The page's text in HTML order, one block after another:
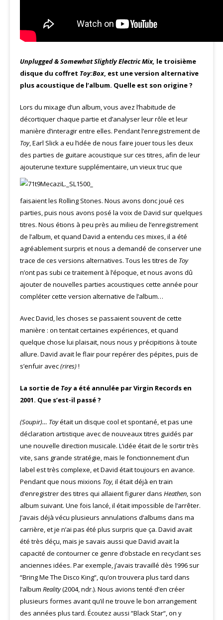
Unplugged & Somewhat Slightly Electric Mix, le troisième
disque du coffret Toy:Box, est une version alternative
plus acoustique de l’album. Quelle est son origine ?
Lors du mixage d’un album, vous avez l’habitude de
décortiquer chaque partie et d’analyser leur rôle et leur
manière d’interagir entre elles. Pendant l’enregistrement de
Toy, Earl Slick a eu l’idée de nous faire jouer tous les deux
des parties de guitare acoustique sur ces titres, afin de leur
ajouterune texture supplémentaire, un vieux truc que
faisaient les Rolling Stones. Nous avons donc joué ces
parties, puis nous avons posé la voix de David sur quelques
titres. Nous étions à peu près au milieu de l’enregistrement
de l’album, et quand David a entendu ces mixes, il a été
agréablement surpris et nous a demandé de conserver une
trace de ces versions alternatives. Tous les titres de Toy
n’ont pas subi ce traitement à l’époque, et nous avons dû
ajouter de nouvelles parties acoustiques cette année pour
compléter cette version alternative de l’album…
Avec David, les choses se passaient souvent de cette
manière : on tentait certaines expériences, et quand
quelque chose lui plaisait, nous nous y précipitions à toute
allure. David avait le flair pour repérer des pépites, puis de
s’enfuir avec(rires)!
La sortie de Toya été annulée par Virgin Records en
2001. Que s’est-il passé ?
(Soupir)… Toyétait un disque cool et spontané, et pas une
déclaration artistique avec de nouveaux titres guidés par
une nouvelle direction musicale. L’idée était de le sortir très
vite, sans grande stratégie, mais le fonctionnement d’un
label est très complexe, et David était toujours en avance.
Pendant que nous mixions Toy, il était déjà en train
d’enregistrer des titres qui allaient figurer dans Heathen, son
album suivant. Une fois lancé, il était impossible de l’arrêter.
J’avais déjà vécu plusieurs annulations d’albums dans ma
carrière, et je n’ai pas été plus surpris que ça. David avait
été très déçu, mais je savais aussi que David avait la
capacité de contourner ce genre d’obstacle en recyclant ses
anciennes idées. Par exemple, j’avais travaillé dès 1996 sur
“Bring Me The Disco King“, qu’on trouvera plus tard dans
l’album Reality(2004, ndr.). Nous avions tenté d’en créer
plusieurs formes avant qu’il ne trouve le bon arrangement
des années plus tard. Écoutez aussi “Black Star“, on y